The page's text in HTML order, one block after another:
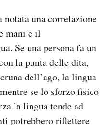
una correlazione
mani e il
Se una persona fa un
la punta delle dita,
dell’ago, la lingua
se lo sforzo fisico
la lingua tende ad
potrebbero riflettere